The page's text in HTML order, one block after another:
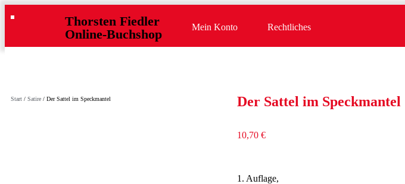
Thorsten Fiedler
Online-Buchshop
Mein Konto Rechtliches
Start / Satire / Der Sattel im Speckmantel Der Sattel im Speckmantel
10,70 €
1. Auflage,